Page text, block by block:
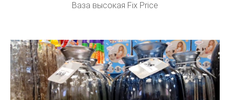
Ваза высокая Fix Price